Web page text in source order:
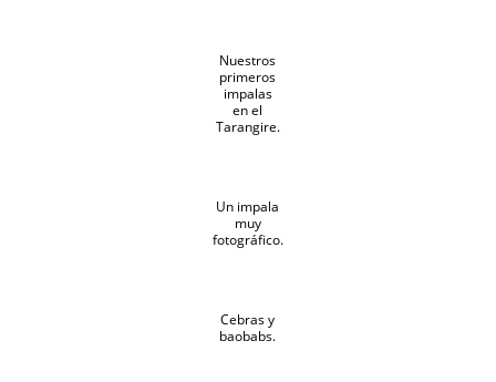
Nuestros
primeros
impalas
en el
Tarangire.
Un impala
muy
fotográfico.
Cebras y
baobabs.